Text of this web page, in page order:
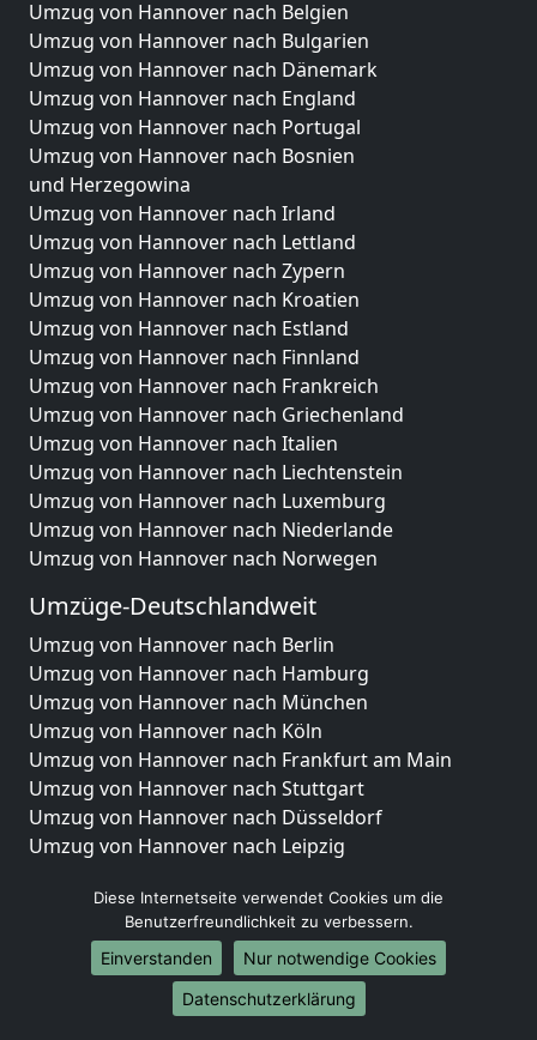
Umzug von Hannover nach Belgien
Umzug von Hannover nach Bulgarien
Umzug von Hannover nach Dänemark
Umzug von Hannover nach England
Umzug von Hannover nach Portugal
Umzug von Hannover nach Bosnien
und Herzegowina
Umzug von Hannover nach Irland
Umzug von Hannover nach Lettland
Umzug von Hannover nach Zypern
Umzug von Hannover nach Kroatien
Umzug von Hannover nach Estland
Umzug von Hannover nach Finnland
Umzug von Hannover nach Frankreich
Umzug von Hannover nach Griechenland
Umzug von Hannover nach Italien
Umzug von Hannover nach Liechtenstein
Umzug von Hannover nach Luxemburg
Umzug von Hannover nach Niederlande
Umzug von Hannover nach Norwegen
Umzüge-Deutschlandweit
Umzug von Hannover nach Berlin
Umzug von Hannover nach Hamburg
Umzug von Hannover nach München
Umzug von Hannover nach Köln
Umzug von Hannover nach Frankfurt am Main
Umzug von Hannover nach Stuttgart
Umzug von Hannover nach Düsseldorf
Umzug von Hannover nach Leipzig
Umzug von Hannover nach Essen
Umzug von Hannover nach Bremen
Umzug von Hannover nach Dresden
Umzug von Hannover nach Hannover
Umzug von Hannover nach Nürnberg
Diese Internetseite verwendet Cookies um die
Benutzerfreundlichkeit zu verbessern.
Einverstanden
Nur notwendige Cookies
Datenschutzerklärung